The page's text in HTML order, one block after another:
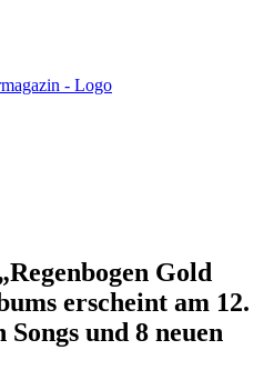
Gold
erscheint am 12.
und 8 neuen